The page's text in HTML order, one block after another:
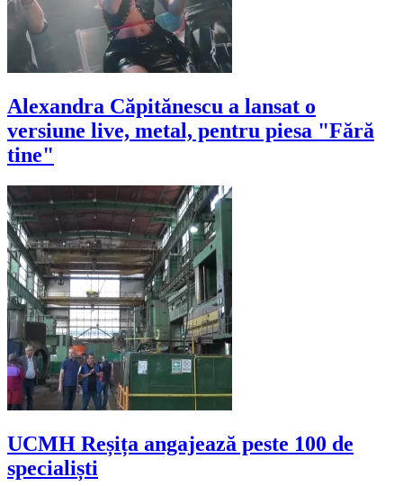
Alexandra Căpitănescu a lansat o
versiune live, metal, pentru piesa "Fără
tine"
UCMH Reșița angajează peste 100 de
specialiști